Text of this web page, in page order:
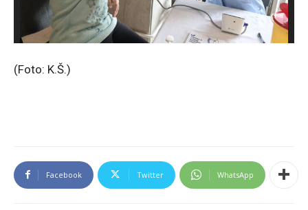
(Foto: K.Š.)
Facebook Twitter WhatsApp